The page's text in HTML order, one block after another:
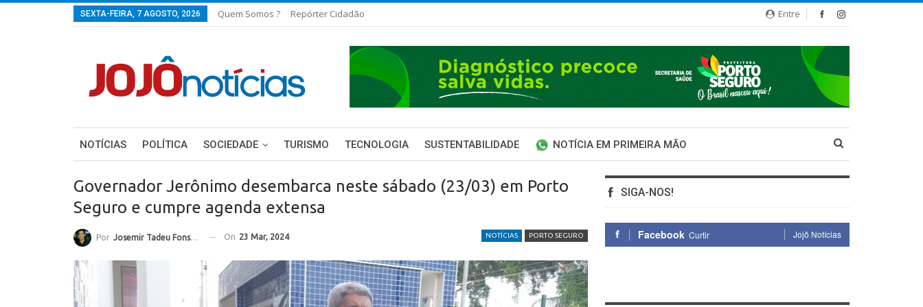
Entre
SEXTA-FEIRA, 7 AGOSTO, 2026 Quem Somos ? Repórter Cidadão
NOTÍCIAS POLÍTICA SOCIEDADE TURISMO TECNOLOGIA SUSTENTABILIDADE NOTÍCIA EM PRIMEIRA MÃO
Governador Jerônimo desembarca neste sábado (23/03) em Porto
Seguro e cumpre agenda extensa
NOTÍCIAS PORTO SEGURO
Por Josemir Tadeu Fonseca On 23 Mar, 2024
SIGA-NOS!
Facebook Curtir Jojô Notícias